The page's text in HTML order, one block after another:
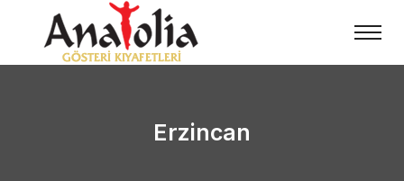
Erzincan